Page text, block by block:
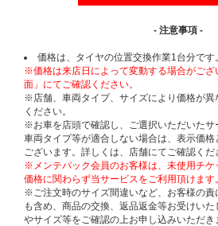
- 注意事項 -
価格は、タイヤの位置交換作業1台分です。
※価格は来店日によって変動する場合がござ
面」にてご確認ください。
※店舗、車両タイプ、サイズにより価格が異
ください。
※お車を店頭で確認し、ご選択いただいたサ
車両タイプ等が適合しない場合は、表示価
ございます。詳しくは、店舗にてご確認くだ
※メンテパック会員のお客様は、未使用チケ
価格に関わらず当サービスをご利用頂けます。
※ご注文時のサイズ間違いなど、お客様の責
も含め、商品の交換、返品返金等お受けい
やサイズ等をご確認の上お申し込みいただき